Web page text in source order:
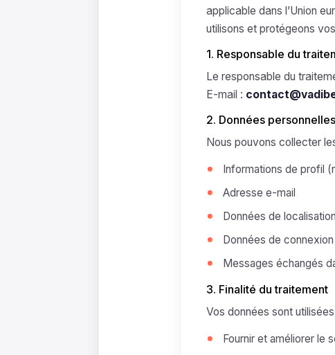
applicable dans l’Union
utilisons et protégeons
1. Responsable du
Le responsable du
E-mail :
2. Données
Nous pouvons collecter
Informations de profil
Adresse e-mail
Données de
Données de
Messages échangés
3. Finalité du traitement
Vos données sont
Fournir et améliorer le